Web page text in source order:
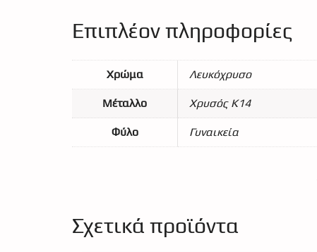
Επιπλέον πληροφορίες
Χρώμα Λευκόχρυσο
Μέταλλο Χρυσός Κ14
Φύλο Γυναικεία
Σχετικά προϊόντα